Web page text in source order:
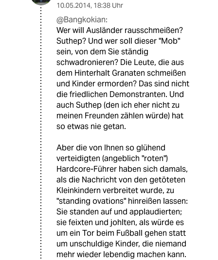
10.05.2014, 18:38 Uhr
@Bangkokian:
Wer will Ausländer rausschmeißen?
Suthep? Und wer soll dieser "Mob"
sein, von dem Sie ständig
schwadronieren? Die Leute, die aus
dem Hinterhalt Granaten schmeißen
und Kinder ermorden? Das sind nicht
die friedlichen Demonstranten. Und
auch Suthep (den ich eher nicht zu
meinen Freunden zählen würde) hat
so etwas nie getan.
Aber die von Ihnen so glühend
verteidigten (angeblich "roten")
Hardcore-Führer haben sich damals,
als die Nachricht von den getöteten
Kleinkindern verbreitet wurde, zu
"standing ovations" hinreißen lassen:
Sie standen auf und applaudierten;
sie feixten und johlten, als würde es
um ein Tor beim Fußball gehen statt
um unschuldige Kinder, die niemand
mehr wieder lebendig machen kann.